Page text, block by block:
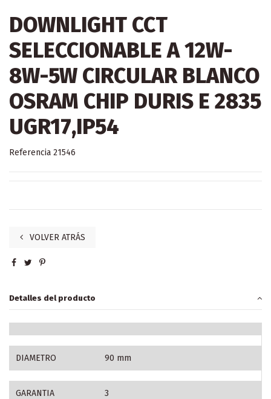
DOWNLIGHT CCT
SELECCIONABLE A 12W-
8W-5W CIRCULAR BLANCO
OSRAM CHIP DURIS E 2835
UGR17,IP54
Referencia 21546
VOLVER ATRÁS
Detalles del producto
DIAMETRO 90 mm
GARANTIA 3